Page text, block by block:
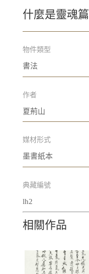
什麼是靈魂篇
物件類型
書法
作者
夏荊山
媒材形式
墨書紙本
典藏編號
lh2
相關作品